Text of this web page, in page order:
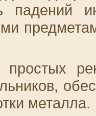
падений
металла.